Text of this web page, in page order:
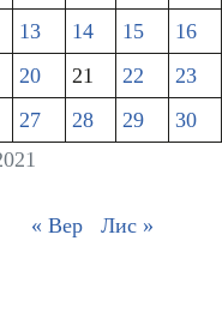
13 14 15 16
20 21 22 23
27 28 29 30
« Вер Лис »